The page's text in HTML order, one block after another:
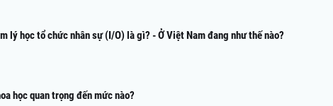
lý học tổ chức nhân sự (I/O) là gì? - Ở Việt Nam đang như thế nào?
học quan trọng đến mức nào?